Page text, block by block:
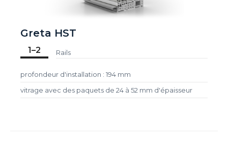
Greta HST
1–2 Rails
profondeur d'installation : 194 mm
vitrage avec des paquets de 24 à 52 mm d'épaisseur